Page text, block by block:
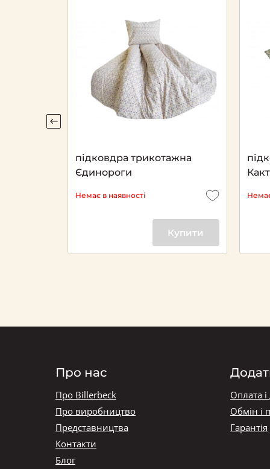
підковдра трикотажна
Єдинороги
Немає в наявності
Купити
Про нас
Про Billerbeck
Про виробництво
Представництва
Контакти
Блог
Оплата і
Обмін і
Гарантія